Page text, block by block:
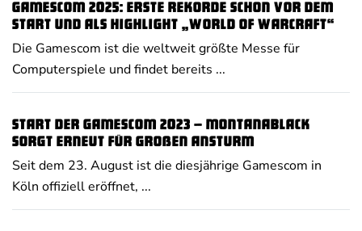
Gamescom 2025: Erste Rekorde schon vor dem
Start und als Highlight „World of Warcraft“
Die Gamescom ist die weltweit größte Messe für
Computerspiele und findet bereits ...
Start der Gamescom 2023 – MontanaBlack
sorgt erneut für großen Ansturm
Seit dem 23. August ist die diesjährige Gamescom in
Köln offiziell eröffnet, ...